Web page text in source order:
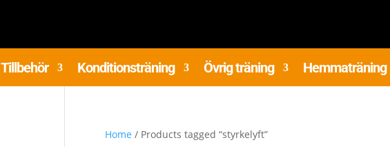
Tillbehör Konditionsträning Övrig träning Hemmaträning
Home / Products tagged “styrkelyft”